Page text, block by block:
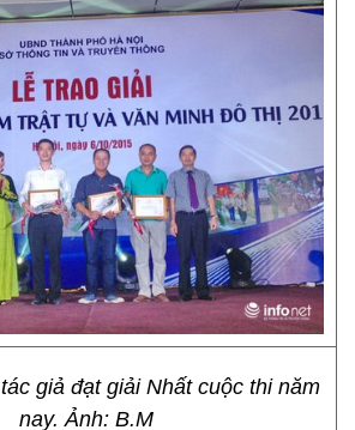
giả đạt giải Nhất cuộc thi năm
nay. Ảnh: B.M